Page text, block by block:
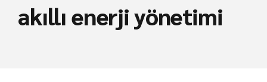
akıllı enerji yönetimi